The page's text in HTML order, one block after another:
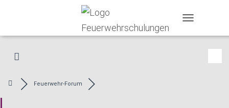
O
Feuerwehr-Forum